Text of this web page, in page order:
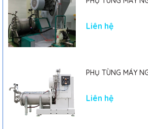
Liên hệ
PHỤ TÙNG MÁY
Liên hệ